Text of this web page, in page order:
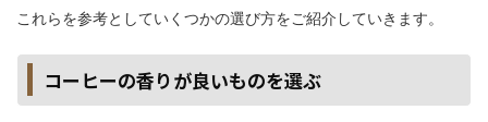
これらを参考としていくつかの選び方をご紹介していきます。
コーヒーの香りが良いものを選ぶ